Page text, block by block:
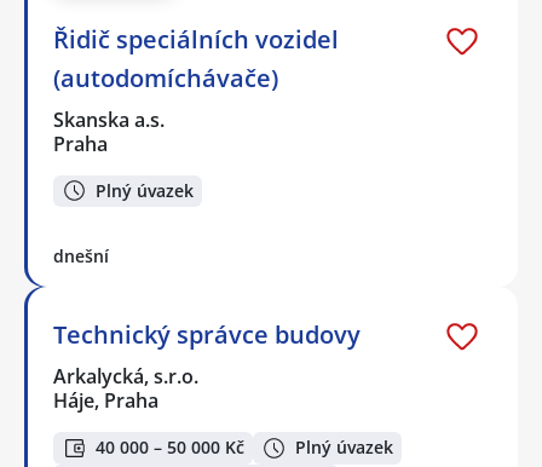
Řidič speciálních vozidel
(autodomíchávače)
Skanska a.s.
Praha
Plný úvazek
dnešní
Technický správce budovy
Arkalycká, s.r.o.
Háje, Praha
40 000 – 50 000 Kč
Plný úvazek